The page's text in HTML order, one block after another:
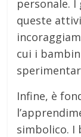
personale.
queste
cui i
Infine, è
simbolico. I